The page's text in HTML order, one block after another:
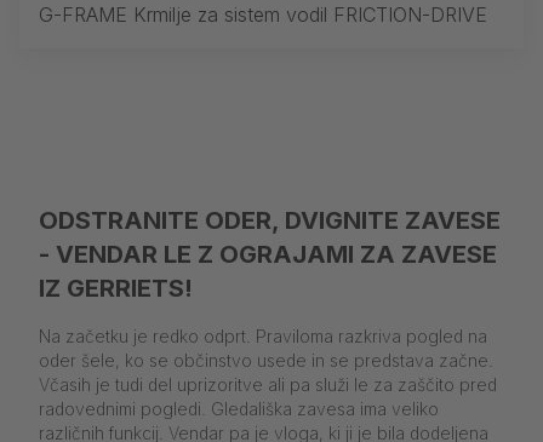
G-FRAME Krmilje za sistem vodil FRICTION-DRIVE
ODSTRANITE ODER, DVIGNITE ZAVESE
- VENDAR LE Z OGRAJAMI ZA ZAVESE
IZ GERRIETS!
Na začetku je redko odprt. Praviloma razkriva pogled na
oder šele, ko se občinstvo usede in se predstava začne.
Včasih je tudi del uprizoritve ali pa služi le za zaščito pred
radovednimi pogledi. Gledališka zavesa ima veliko
različnih funkcij. Vendar pa je vloga, ki ji je bila dodeljena